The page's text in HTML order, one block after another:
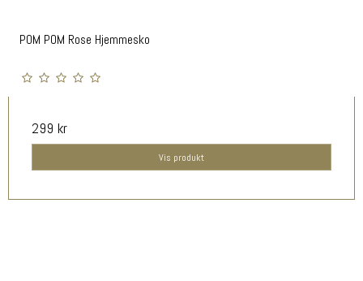
POM POM Rose Hjemmesko
299 kr
Vis produkt